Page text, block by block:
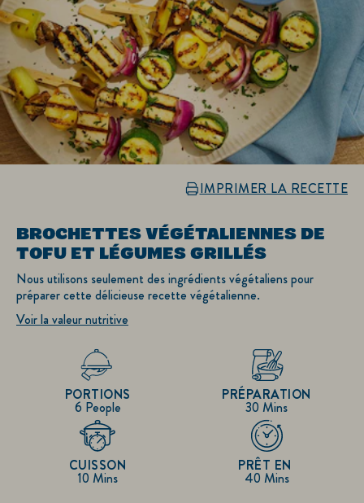
IMPRIMER LA RECETTE
BROCHETTES VÉGÉTALIENNES DE
TOFU ET LÉGUMES GRILLÉS
Nous utilisons seulement des ingrédients végétaliens pour
préparer cette délicieuse recette végétalienne.
Voir la valeur nutritive
6 People
PORTIONS
30 Mins
PRÉPARATION
10 Mins
CUISSON
40 Mins
PRÊT EN